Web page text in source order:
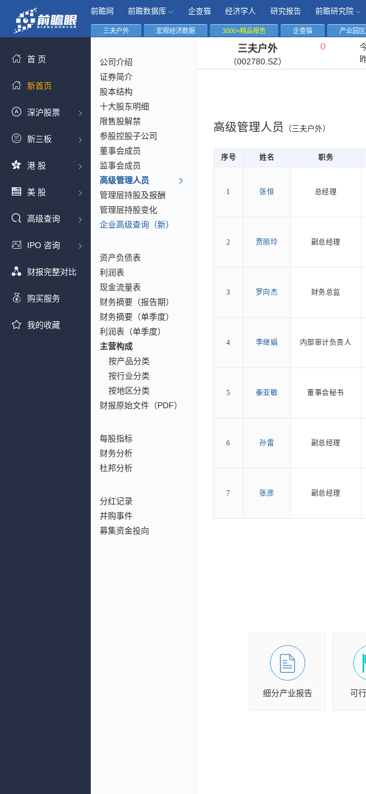
前瞻网 前瞻数据库 企查猫 经济学人 研究报告 前瞻研究院
首 页
新首页
深沪股票
新三板
港 股
美 股
高级查询
IPO 咨询
财报完整对比
购买服务
我的收藏
三夫户外 宏观经济数据 3000+精品报告 企查猫 产业园
公司介绍
证券简介
股本结构
十大股东明细
限售股解禁
参股控股子公司
董事会成员
监事会成员
高级管理人员
管理层持股及报酬
管理层持股变化
企业高级查询（新）
资产负债表
利润表
现金流量表
财务摘要（报告期）
财务摘要（单季度）
利润表（单季度）
主营构成
按产品分类
按行业分类
按地区分类
财报原始文件（PDF）
每股指标
财务分析
杜邦分析
分红记录
并购事件
募集资金投向
三夫户外
（002780.SZ）
（）
高级管理人员 （三夫户外）
序号 姓名 职务
1 张恒 总经理
2 贾丽玲 副总经理
3 罗向杰 财务总监
4 李继娟 内部审计负责人
5 秦亚敏 董事会秘书
6 孙雷 副总经理
7 张彦 副总经理
细分产业报告 可